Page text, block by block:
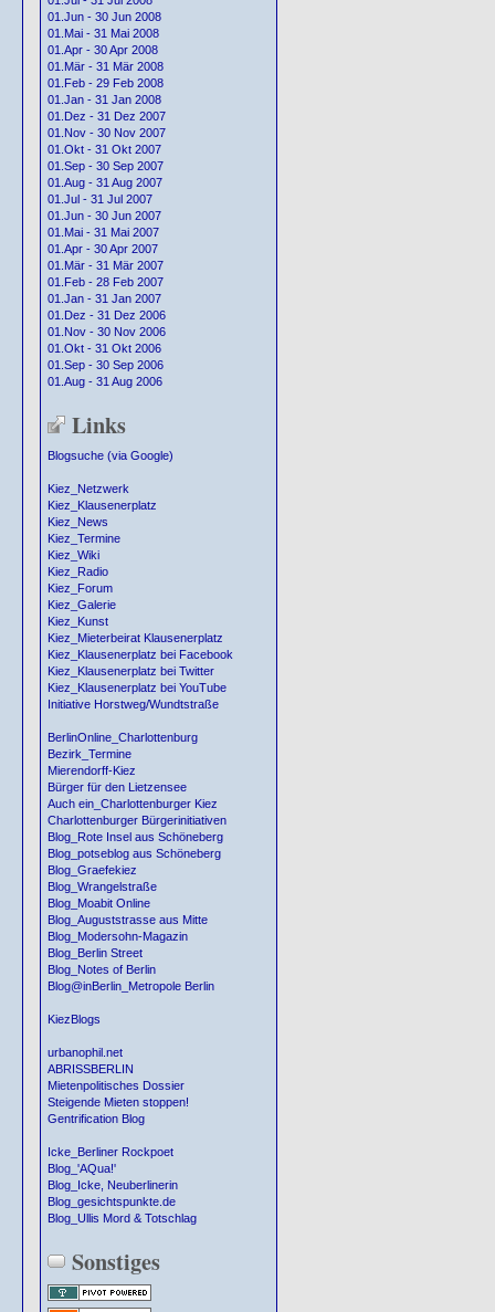
01.Jun - 30 Jun 2008
01.Mai - 31 Mai 2008
01.Apr - 30 Apr 2008
01.Mär - 31 Mär 2008
01.Feb - 29 Feb 2008
01.Jan - 31 Jan 2008
01.Dez - 31 Dez 2007
01.Nov - 30 Nov 2007
01.Okt - 31 Okt 2007
01.Sep - 30 Sep 2007
01.Aug - 31 Aug 2007
01.Jul - 31 Jul 2007
01.Jun - 30 Jun 2007
01.Mai - 31 Mai 2007
01.Apr - 30 Apr 2007
01.Mär - 31 Mär 2007
01.Feb - 28 Feb 2007
01.Jan - 31 Jan 2007
01.Dez - 31 Dez 2006
01.Nov - 30 Nov 2006
01.Okt - 31 Okt 2006
01.Sep - 30 Sep 2006
01.Aug - 31 Aug 2006
Links
Blogsuche (via Google)
Kiez_Netzwerk
Kiez_Klausenerplatz
Kiez_News
Kiez_Termine
Kiez_Wiki
Kiez_Radio
Kiez_Forum
Kiez_Galerie
Kiez_Kunst
Kiez_Mieterbeirat Klausenerplatz
Kiez_Klausenerplatz bei Facebook
Kiez_Klausenerplatz bei Twitter
Kiez_Klausenerplatz bei YouTube
Initiative Horstweg/Wundtstraße
BerlinOnline_Charlottenburg
Bezirk_Termine
Mierendorff-Kiez
Bürger für den Lietzensee
Auch ein_Charlottenburger Kiez
Charlottenburger Bürgerinitiativen
Blog_Rote Insel aus Schöneberg
Blog_potseblog aus Schöneberg
Blog_Graefekiez
Blog_Wrangelstraße
Blog_Moabit Online
Blog_Auguststrasse aus Mitte
Blog_Modersohn-Magazin
Blog_Berlin Street
Blog_Notes of Berlin
Blog@inBerlin_Metropole Berlin
KiezBlogs
urbanophil.net
ABRISSBERLIN
Mietenpolitisches Dossier
Steigende Mieten stoppen!
Gentrification Blog
Icke_Berliner Rockpoet
Blog_'AQua!'
Blog_Icke, Neuberlinerin
Blog_gesichtspunkte.de
Blog_Ullis Mord & Totschlag
Sonstiges